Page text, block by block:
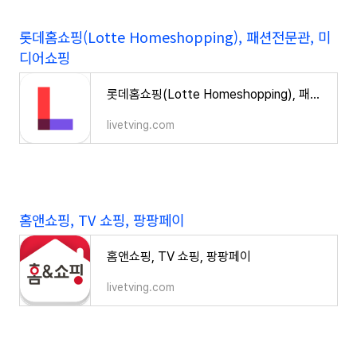
롯데홈쇼핑(Lotte Homeshopping), 패션전문관, 미
디어쇼핑
롯데홈쇼핑(Lotte Homeshopping), 패션전문관, 미디어쇼핑
livetving.com
홈앤쇼핑, TV 쇼핑, 팡팡페이
홈앤쇼핑, TV 쇼핑, 팡팡페이
livetving.com